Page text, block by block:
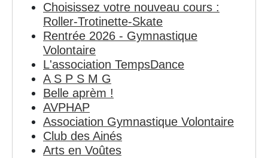
Choisissez votre nouveau cours :
Roller-Trotinette-Skate
Rentrée 2026 - Gymnastique
Volontaire
L'association TempsDance
A S P S M G
Belle aprèm !
AVPHAP
Association Gymnastique Volontaire
Club des Ainés
Arts en Voûtes